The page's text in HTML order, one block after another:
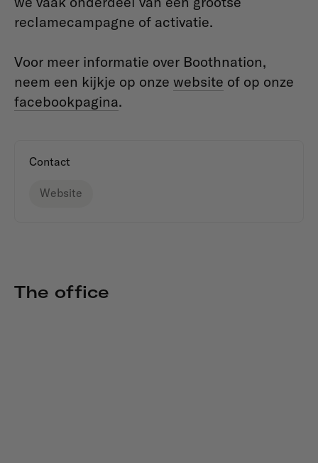
reclamecampagne of activatie.
Voor meer informatie over Boothnation,
neem een kijkje op onze website of op onze
facebookpagina.
Contact
Website
The office